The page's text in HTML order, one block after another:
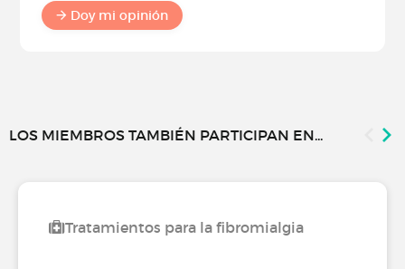
Doy mi opinión
LOS MIEMBROS TAMBIÉN PARTICIPAN EN...
Tratamientos para la fibromialgia